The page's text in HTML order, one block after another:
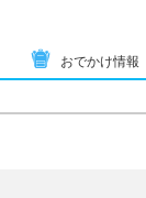
おでかけ情報